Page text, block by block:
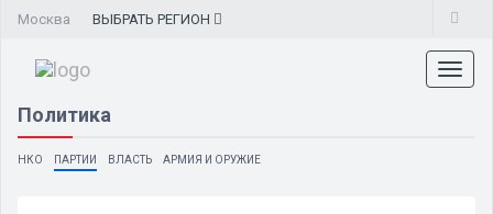
Москва ВЫБРАТЬ РЕГИОН
Политика
НКО ПАРТИИ ВЛАСТЬ АРМИЯ И ОРУЖИЕ